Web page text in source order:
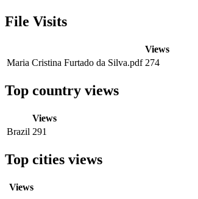
File Visits
Views
Maria Cristina Furtado da Silva.pdf 274
Top country views
Views
Brazil 291
Top cities views
Views